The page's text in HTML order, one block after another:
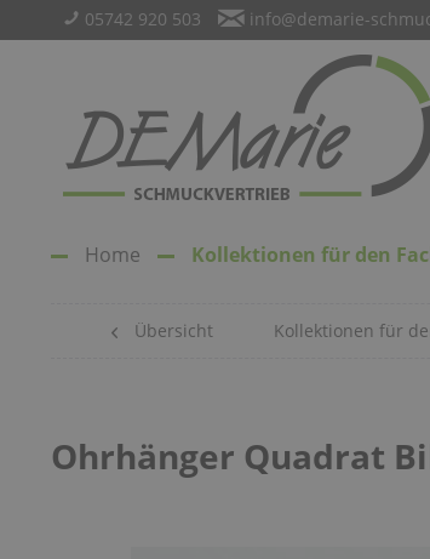
05742 920 503 info@demarie-
Home Kollektionen für den
Übersicht Kollektionen für
Ohrhänger Quadrat